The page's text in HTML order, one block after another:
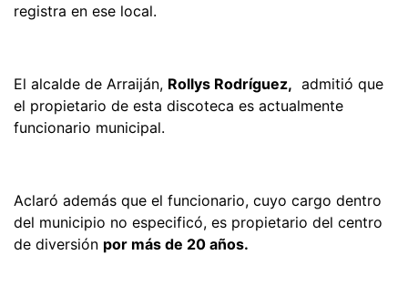
registra en ese local.
El alcalde de Arraiján, Rollys Rodríguez, admitió que
el propietario de esta discoteca es actualmente
funcionario municipal.
Aclaró además que el funcionario, cuyo cargo dentro
del municipio no especificó, es propietario del centro
de diversión por más de 20 años.